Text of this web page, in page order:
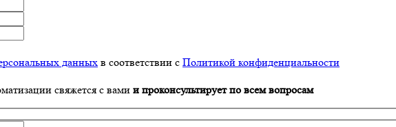
данных в соответствии с Политикой конфиденциальности
свяжется с вами и проконсультирует по всем вопросам